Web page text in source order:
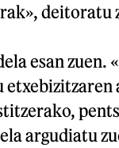
deitoratu
esan zuen.
argudiatu